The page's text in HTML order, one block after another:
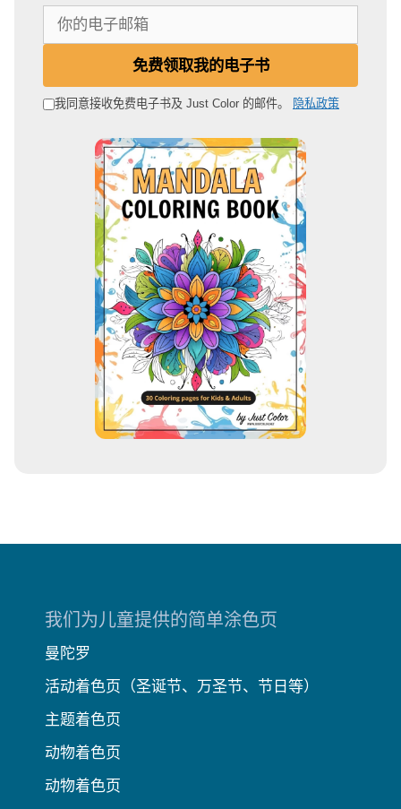
邮
免费领取我的电子书
我同意接收免费电子书及 Just Color 的邮件。 隐私政策
我们为儿童提供的简单涂色页
曼陀罗
活动着色页（圣诞节、万圣节、节日等）
主题着色页
动物着色页
动物着色页